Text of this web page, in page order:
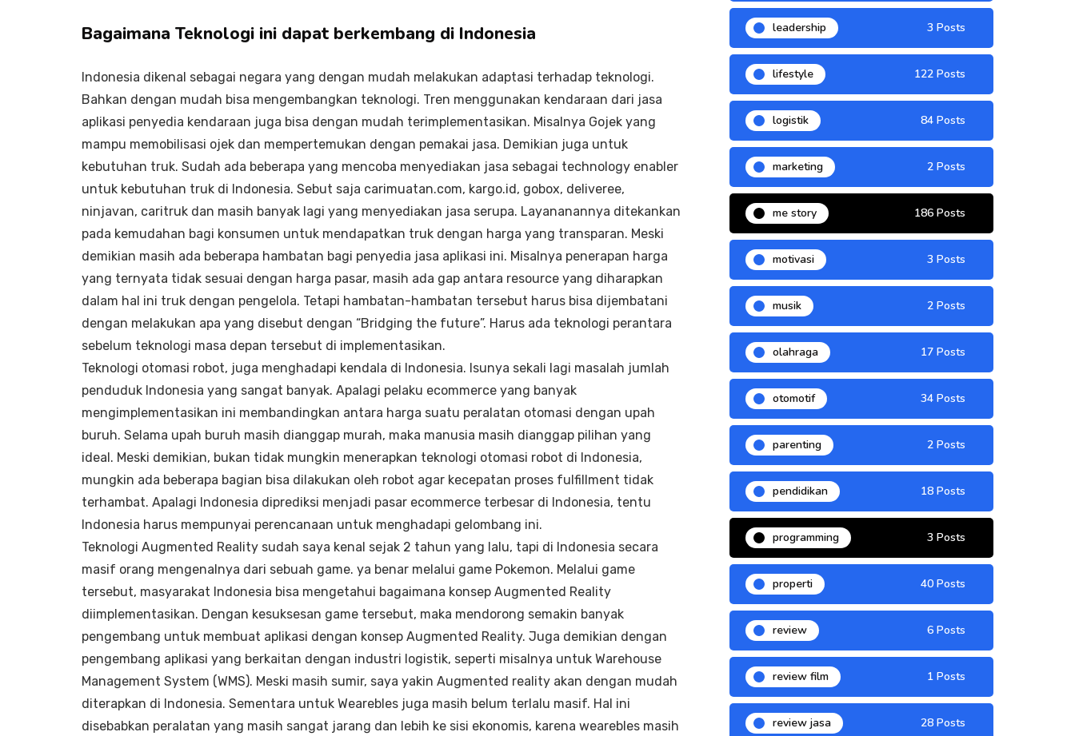
Bagaimana Teknologi ini dapat berkembang di Indonesia
Indonesia dikenal sebagai negara yang dengan mudah melakukan adaptasi terhadap teknologi.
Bahkan dengan mudah bisa mengembangkan teknologi. Tren menggunakan kendaraan dari jasa
aplikasi penyedia kendaraan juga bisa dengan mudah terimplementasikan. Misalnya Gojek yang
mampu memobilisasi ojek dan mempertemukan dengan pemakai jasa. Demikian juga untuk
kebutuhan truk. Sudah ada beberapa yang mencoba menyediakan jasa sebagai technology enabler
untuk kebutuhan truk di Indonesia. Sebut saja carimuatan.com, kargo.id, gobox, deliveree,
ninjavan, caritruk dan masih banyak lagi yang menyediakan jasa serupa. Layananannya ditekankan
pada kemudahan bagi konsumen untuk mendapatkan truk dengan harga yang transparan. Meski
demikian masih ada beberapa hambatan bagi penyedia jasa aplikasi ini. Misalnya penerapan harga
yang ternyata tidak sesuai dengan harga pasar, masih ada gap antara resource yang diharapkan
dalam hal ini truk dengan pengelola. Tetapi hambatan-hambatan tersebut harus bisa dijembatani
dengan melakukan apa yang disebut dengan “Bridging the future”. Harus ada teknologi perantara
sebelum teknologi masa depan tersebut di implementasikan.
Teknologi otomasi robot, juga menghadapi kendala di Indonesia. Isunya sekali lagi masalah jumlah
penduduk Indonesia yang sangat banyak. Apalagi pelaku ecommerce yang banyak
mengimplementasikan ini membandingkan antara harga suatu peralatan otomasi dengan upah
buruh. Selama upah buruh masih dianggap murah, maka manusia masih dianggap pilihan yang
ideal. Meski demikian, bukan tidak mungkin menerapkan teknologi otomasi robot di Indonesia,
mungkin ada beberapa bagian bisa dilakukan oleh robot agar kecepatan proses fulfillment tidak
terhambat. Apalagi Indonesia diprediksi menjadi pasar ecommerce terbesar di Indonesia, tentu
Indonesia harus mempunyai perencanaan untuk menghadapi gelombang ini.
Teknologi Augmented Reality sudah saya kenal sejak 2 tahun yang lalu, tapi di Indonesia secara
masif orang mengenalnya dari sebuah game. ya benar melalui game Pokemon. Melalui game
tersebut, masyarakat Indonesia bisa mengetahui bagaimana konsep Augmented Reality
diimplementasikan. Dengan kesuksesan game tersebut, maka mendorong semakin banyak
pengembang untuk membuat aplikasi dengan konsep Augmented Reality. Juga demikian dengan
pengembang aplikasi yang berkaitan dengan industri logistik, seperti misalnya untuk Warehouse
Management System (WMS). Meski masih sumir, saya yakin Augmented reality akan dengan mudah
diterapkan di Indonesia. Sementara untuk Wearebles juga masih belum terlalu masif. Hal ini
disebabkan peralatan yang masih sangat jarang dan lebih ke sisi ekonomis, karena wearebles masih
leadership 3 Posts
lifestyle 122 Posts
logistik 84 Posts
marketing 2 Posts
me story 186 Posts
motivasi 3 Posts
musik 2 Posts
olahraga 17 Posts
otomotif 34 Posts
parenting 2 Posts
pendidikan 18 Posts
programming 3 Posts
properti 40 Posts
review 6 Posts
review film 1 Posts
review jasa 28 Posts